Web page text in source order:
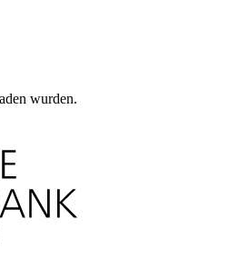
wurden.